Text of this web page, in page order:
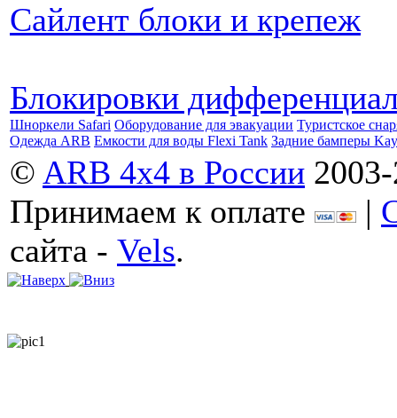
Сайлент блоки и крепеж
Блокировки
Шноркели Safari Оборудование для эвакуации Туристское
Одежда ARB Емкости для воды Flexi Tank Задние бамперы
© ARB 4x4 в России
Принимаем к оплате
|
сайта - Vels.